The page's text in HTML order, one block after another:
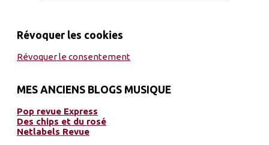
Révoquer les cookies
Révoquer le consentement
MES ANCIENS BLOGS MUSIQUE
Pop revue Express
Des chips et du rosé
Netlabels Revue